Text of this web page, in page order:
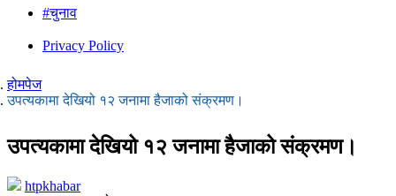
#चुनाव
Privacy Policy
होमपेज
उपत्यकामा देखियो १२ जनामा हैजाको संक्रमण।
उपत्यकामा देखियो १२ जनामा हैजाको संक्रमण।
htpkhabar